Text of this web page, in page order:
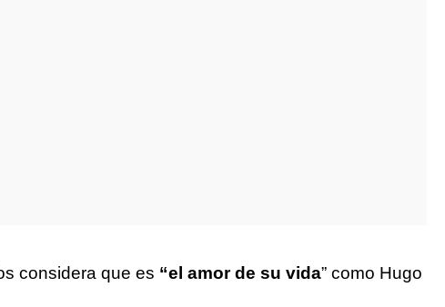
considera que es “el amor de su vida” como Hugo